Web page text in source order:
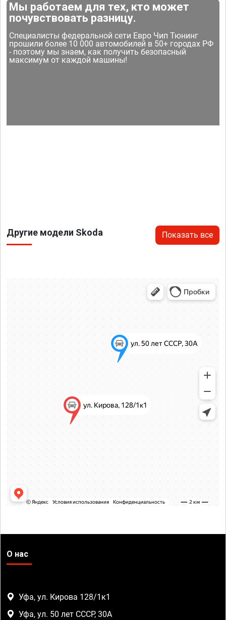
Мы работаем для тех, кто может
почувствовать разницу.
Специалисты федеральной сети Евро Чип Тюнинг
прошили более 10 000 автомобилей в 50+ городах РФ
- поэтому мы знаем, как получить безопасный
максимум от каждой машины!
Другие модели Skoda Показать все
О нас
Уфа, ул. Кирова 128/1к1
Уфа, ул. 50 лет СССР, 30А